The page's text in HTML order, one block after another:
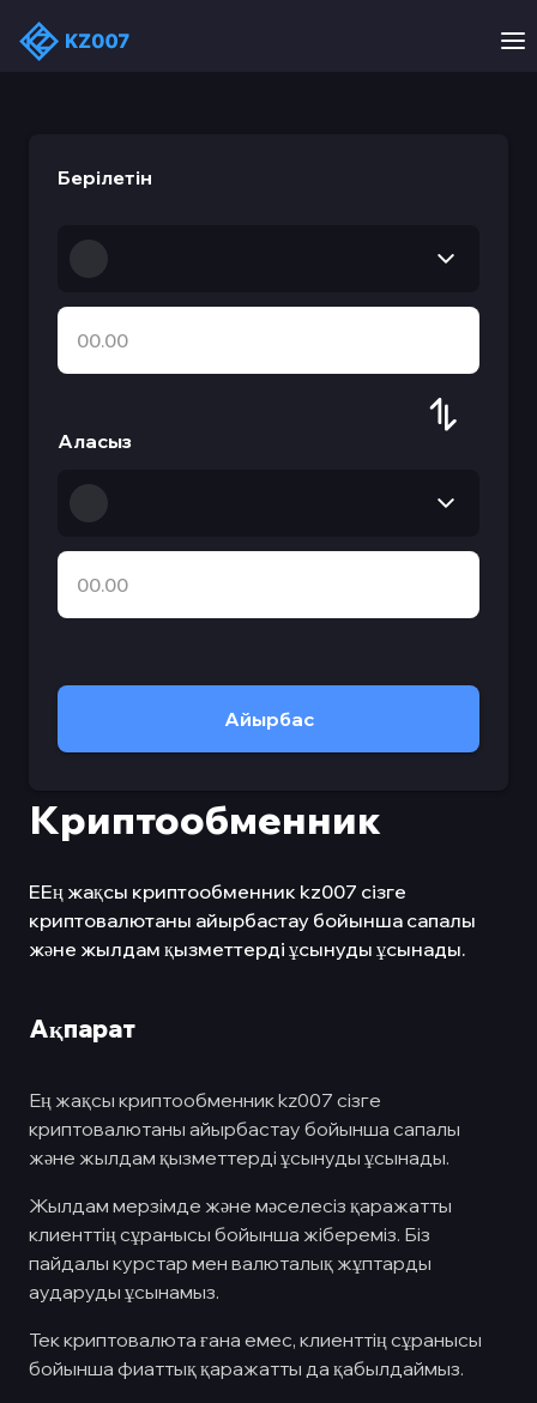
Криптообменник
ЕЕң жақсы криптообменник kz007 сізге
криптовалютаны айырбастау бойынша сапалы
және жылдам қызметтерді ұсынуды ұсынады.
Берілетін
Аласыз
Айырбас
Ақпарат
Ең жақсы криптообменник kz007 сізге
криптовалютаны айырбастау бойынша сапалы
және жылдам қызметтерді ұсынуды ұсынады.
Жылдам мерзімде және мәселесіз қаражатты
клиенттің сұранысы бойынша жібереміз. Біз
пайдалы курстар мен валюталық жұптарды
аударуды ұсынамыз.
Тек криптовалюта ғана емес, клиенттің сұранысы
бойынша фиаттық қаражатты да қабылдаймыз.